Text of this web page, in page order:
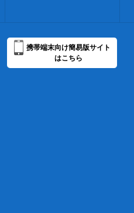
携帯端末向け簡易版サイト
はこちら